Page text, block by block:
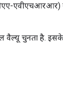
वैल्यू चुनता है.